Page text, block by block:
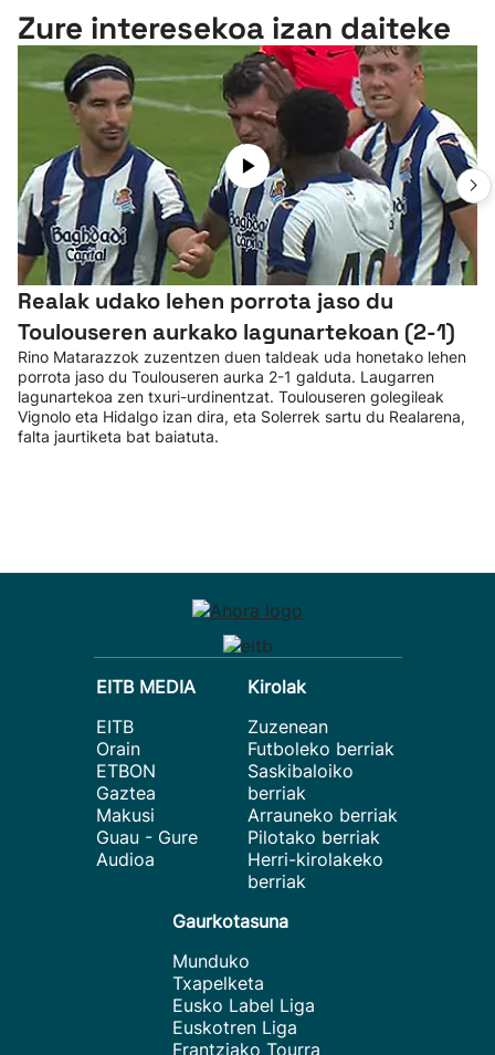
Zure interesekoa izan daiteke
Realak udako lehen porrota jaso du
Toulouseren aurkako lagunartekoan (2-1)
Rino Matarazzok zuzentzen duen taldeak uda honetako lehen
porrota jaso du Toulouseren aurka 2-1 galduta. Laugarren
lagunartekoa zen txuri-urdinentzat. Toulouseren golegileak
Vignolo eta Hidalgo izan dira, eta Solerrek sartu du Realarena,
falta jaurtiketa bat baiatuta.
EITB MEDIA
EITB
Orain
ETBON
Gaztea
Makusi
Guau - Gure
Audioa
Kirolak
Zuzenean
Futboleko berriak
Saskibaloiko
berriak
Arrauneko berriak
Pilotako berriak
Herri-kirolakeko
berriak
Gaurkotasuna
Munduko
Txapelketa
Eusko Label Liga
Euskotren Liga
Frantziako Tourra